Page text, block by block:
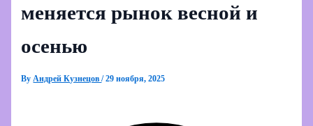
меняется рынок весной и
осенью
ByАндрей Кузнецов/29 ноября, 2025